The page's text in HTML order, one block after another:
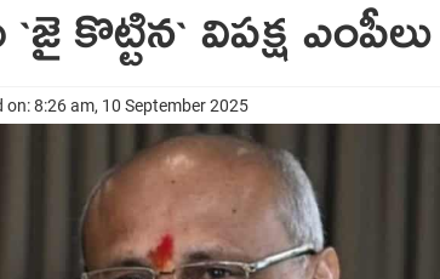
కొట్టిన` విపక్ష
on: 8:26 am, 10 September 2025